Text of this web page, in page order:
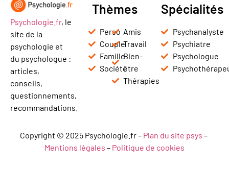
Psychologie.fr, le
site de la
psychologie et
du psychologue :
articles,
conseils,
questionnements,
recommandations.
Thèmes
Perso
Couple
Famille
Société
Amis
Travail
Bien-
être
Thérapies
Spécialités
Psychanalyste
Psychiatre
Psychologue
Copyright © 2025 Psychologie.fr – Plan du site psys –
Mentions légales – Politique de cookies